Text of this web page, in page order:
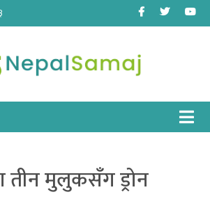
Facebook
Twitter
तीन मुलुकसँग ड्रोन